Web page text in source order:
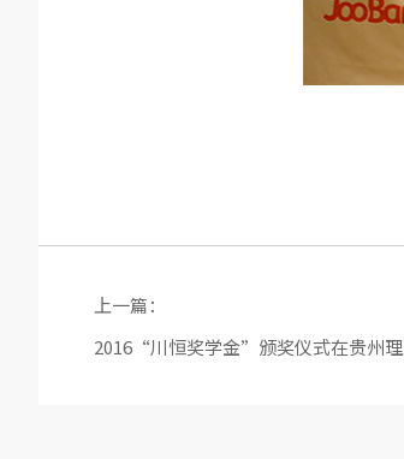
上一篇：
2016“川恒奖学金”颁奖仪式在贵州